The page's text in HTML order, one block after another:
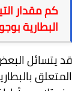
كم مقدار
البطارية
قد يتسائل
المتعلق